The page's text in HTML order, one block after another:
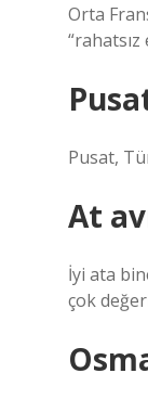
Orta
“rahatsız
Pusat,
At
İyi ata
çok